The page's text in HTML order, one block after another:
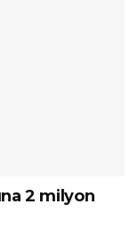
2 milyon